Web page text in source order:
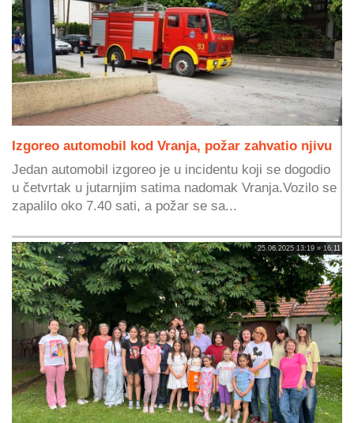
Izgoreo automobil kod Vranja, požar zahvatio njivu
Jedan automobil izgoreo je u incidentu koji se dogodio
u četvrtak u jutarnjim satima nadomak Vranja.Vozilo se
zapalilo oko 7.40 sati, a požar se sa...
25.06.2025 13:19 » 16:11